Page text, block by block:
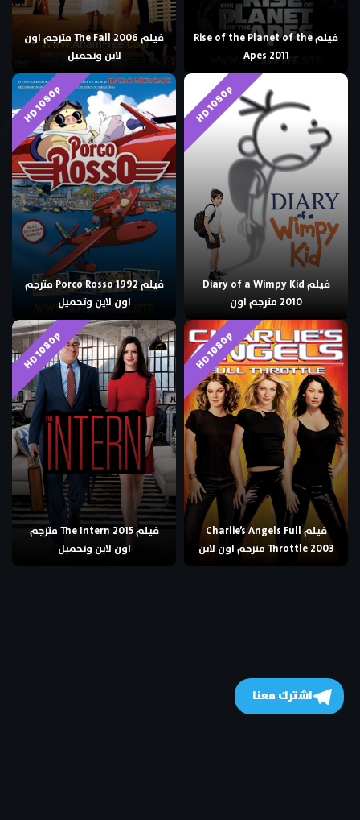
فيلم Rise of the Planet of the
Apes 2011
فيلم The Fall 2006 مترجم اون
لاين وتحميل
HD 1080p
فيلم Diary of a Wimpy Kid
2010 مترجم اون
HD 1080p
فيلم Porco Rosso 1992 مترجم
اون لاين وتحميل
HD 1080p
فيلم Charlie’s Angels Full
Throttle 2003 مترجم اون لاين
HD 1080p
فيلم The Intern 2015 مترجم
اون لاين وتحميل
اشترك معنا